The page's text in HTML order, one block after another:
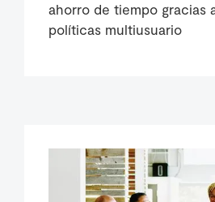
ahorro de tiempo gracias
políticas multiusuario